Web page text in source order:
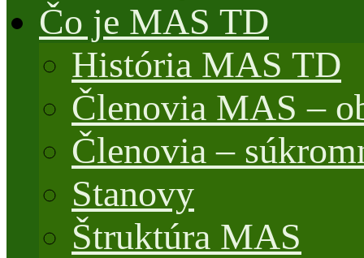
Čo je MAS TD
História MAS TD
Členovia MAS –
Členovia –
Stanovy
Štruktúra MAS